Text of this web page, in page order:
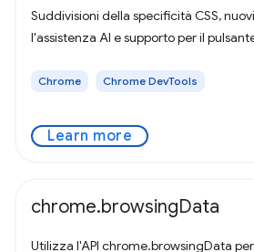
Suddivisioni della specificità CSS,
l'assistenza AI e supporto per il
Chrome Chrome DevTools
Learn more
chrome.browsingData
Utilizza l'API chrome.browsingData